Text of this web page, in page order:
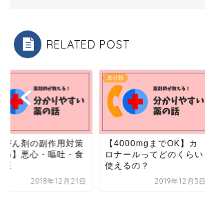
RELATED POST
がん剤の副作用対策
め】悪心・嘔吐・食
振
2018年12月21日
未分類
【4000mgまでOK】カ
ロナールってどのくらい
使えるの？
2019年12月5日